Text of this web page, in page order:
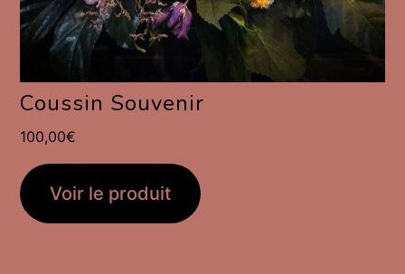
Coussin Souvenir
100,00€
Voir le produit